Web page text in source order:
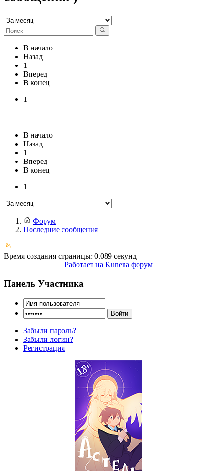
В начало
Назад
1
Вперед
В конец
1
В начало
Назад
1
Вперед
В конец
1
Форум
Последние сообщения
Время создания страницы: 0.089 секунд
Работает на Kunena форум
Панель Участника
Забыли пароль?
Забыли логин?
Регистрация